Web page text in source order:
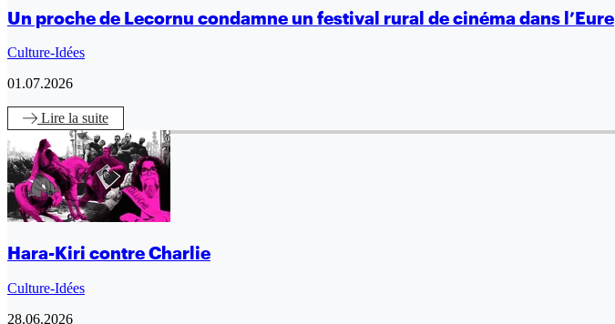
Un proche de Lecornu condamne un festival rural de cinéma dans l’Eure
Culture-Idées
01.07.2026
Lire la suite
Hara-Kiri contre Charlie
Culture-Idées
28.06.2026